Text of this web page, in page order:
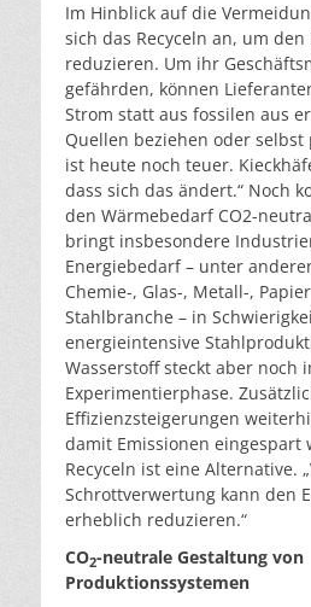
Im Hinblick auf die
sich das Recyceln an, um
reduzieren. Um ihr
gefährden, können
Strom statt aus fossilen aus
Quellen beziehen oder selbst
ist heute noch teuer.
dass sich das ändert.“ Noch
den Wärmebedarf CO2-
bringt insbesondere
Energiebedarf – unter
Chemie-, Glas-, Metall-,
Stahlbranche – in
energieintensive
Wasserstoff steckt aber noch
Experimentierphase.
Effizienzsteigerungen
damit Emissionen eingespart
Recyceln ist eine Alternative.
Schrottverwertung kann den
erheblich reduzieren.“
CO2-neutrale Gestaltung von
Produktionssystemen